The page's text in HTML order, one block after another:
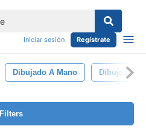
Iniciar sesión Regístrate
Dibujado A Mano Dibujos
Filters